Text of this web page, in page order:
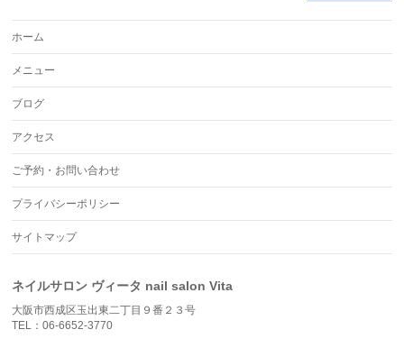
ホーム
メニュー
ブログ
アクセス
ご予約・お問い合わせ
プライバシーポリシー
サイトマップ
ネイルサロン ヴィータ nail salon Vita
大阪市西成区玉出東二丁目９番２３号
TEL：06-6652-3770